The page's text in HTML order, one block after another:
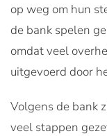
op weg om hun
de bank spelen
omdat veel
uitgevoerd door
Volgens de bank
veel stappen